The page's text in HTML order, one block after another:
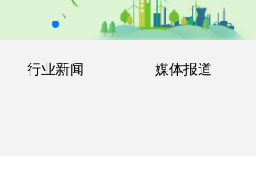
行业新闻 媒体报道